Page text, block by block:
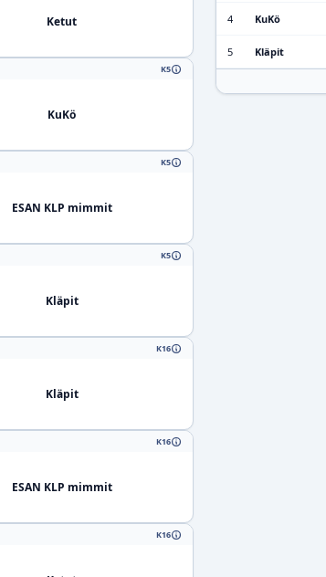
Ketut
K5
KuKö
K5
ESAN KLP mimmit
K5
Kläpit
K16
Kläpit
K16
ESAN KLP mimmit
K16
4 KuKö
5 Kläpit